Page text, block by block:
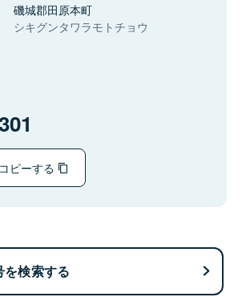
磯城郡田原本町
シキグンタワラモトチョウ
ピーする
検索する